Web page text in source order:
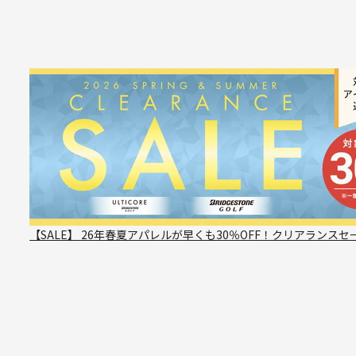
【SALE】 26年春夏アパレルが早くも30％OFF！クリアランスセ